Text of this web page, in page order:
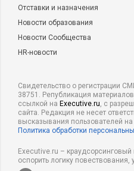
Отставки и назначения
Новости образования
Новости Сообщества
HR-новости
Свидетельство о регистрации
38751. Републикация материалов
ссылкой на Executive.ru, с
сайта. Редакция не несет
высказывания пользователей на
Политика обработки
Executive.ru –
оспорить логику